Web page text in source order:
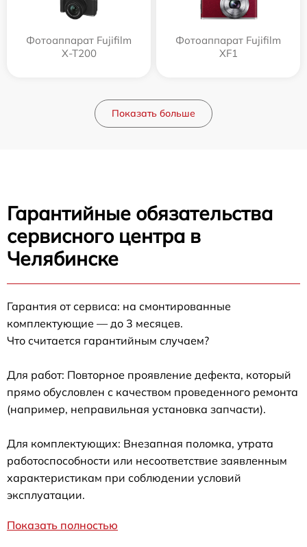
Фотоаппарат Fujifilm
X-T200
Фотоаппарат Fujifilm
XF1
Показать больше
Гарантийные обязательства
сервисного центра в
Челябинске
Гарантия от сервиса: на смонтированные
комплектующие — до 3 месяцев.
Что считается гарантийным случаем?
Для работ: Повторное проявление дефекта, который
прямо обусловлен с качеством проведенного ремонта
(например, неправильная установка запчасти).
Для комплектующих: Внезапная поломка, утрата
работоспособности или несоответствие заявленным
характеристикам при соблюдении условий
эксплуатации.
Показать полностью